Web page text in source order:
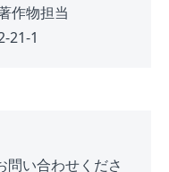
作物担当
21-1
問い合わせくださ